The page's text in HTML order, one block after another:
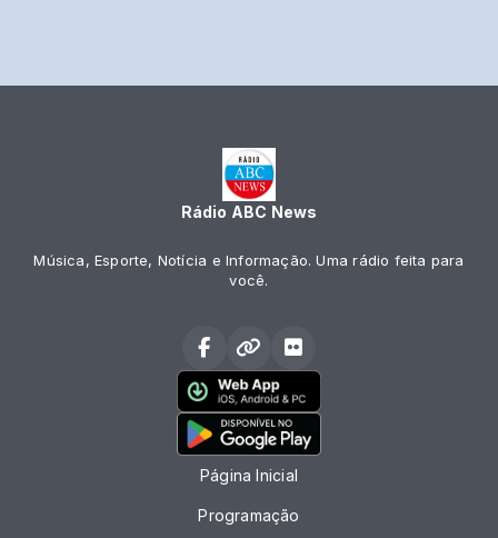
Rádio ABC News
Música, Esporte, Notícia e Informação. Uma rádio feita para
você.
Página Inicial
Programação